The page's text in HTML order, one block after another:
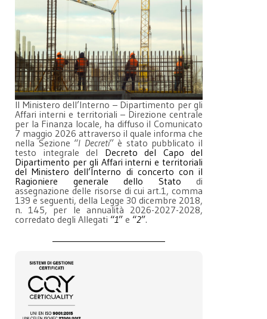
Il Ministero dell’Interno – Dipartimento per gli
Affari interni e territoriali – Direzione centrale
per la Finanza locale, ha diffuso il Comunicato
7 maggio 2026 attraverso il quale informa che
nella Sezione “I Decreti” è stato pubblicato il
testo integrale del Decreto del Capo del
Dipartimento per gli Affari interni e territoriali
del Ministero dell’Interno di concerto con il
Ragioniere generale dello Stato di
assegnazione delle risorse di cui art.1, comma
139 e seguenti, della Legge 30 dicembre 2018,
n. 145, per le annualità 2026-2027-2028,
corredato degli Allegati “1” e “2”.